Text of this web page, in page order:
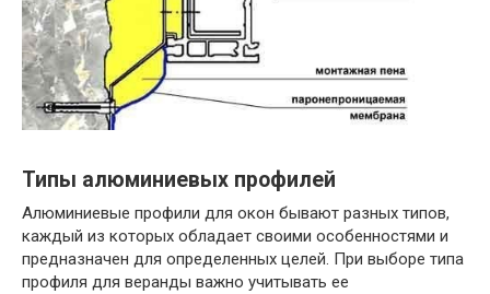
Типы алюминиевых профилей
Алюминиевые профили для окон бывают разных типов,
каждый из которых обладает своими особенностями и
предназначен для определенных целей. При выборе типа
профиля для веранды важно учитывать ее